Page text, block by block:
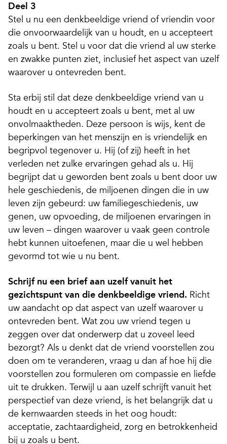
Deel 3
Stel u nu een denkbeeldige vriend of vriendin voor
die onvoorwaardelijk van u houdt, en u accepteert
zoals u bent. Stel u voor dat die vriend al uw sterke
en zwakke punten ziet, inclusief het aspect van uzelf
waarover u ontevreden bent.
Sta erbij stil dat deze denkbeeldige vriend van u
houdt en u accepteert zoals u bent, met al uw
onvolmaaktheden. Deze persoon is wijs, kent de
beperkingen van het menszijn en is vriendelijk en
begripvol tegenover u. Hij (of zij) heeft in het
verleden net zulke ervaringen gehad als u. Hij
begrijpt dat u geworden bent zoals u bent door uw
hele geschiedenis, de miljoenen dingen die in uw
leven zijn gebeurd: uw familiegeschiedenis, uw
genen, uw opvoeding, de miljoenen ervaringen in
uw leven – dingen waarover u vaak geen controle
hebt kunnen uitoefenen, maar die u wel hebben
gevormd tot wie u nu bent.
Schrijf nu een brief aan uzelf vanuit het
gezichtspunt van die denkbeeldige vriend. Richt
uw aandacht op dat aspect van uzelf waarover u
ontevreden bent. Wat zou uw vriend tegen u
zeggen over dat onderwerp dat u zoveel leed
bezorgt? Als u denkt dat de vriend voorstellen zou
doen om te veranderen, vraag u dan af hoe hij die
voorstellen zou formuleren om compassie en liefde
uit te drukken. Terwijl u aan uzelf schrijft vanuit het
perspectief van deze vriend, is het belangrijk dat u
de kernwaarden steeds in het oog houdt:
acceptatie, zachtaardigheid, zorg en betrokkenheid
bij u zoals u bent.